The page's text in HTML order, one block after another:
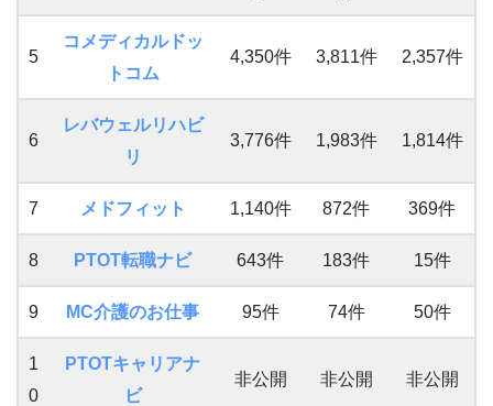
5
コメディカルドッ
トコム
4,350件 3,811件 2,357件
6
レバウェルリハビ
リ
3,776件 1,983件 1,814件
7 メドフィット 1,140件 872件 369件
8 PTOT転職ナビ 643件 183件 15件
9 MC介護のお仕事 95件 74件 50件
1
0
PTOTキャリアナ
ビ
非公開 非公開 非公開